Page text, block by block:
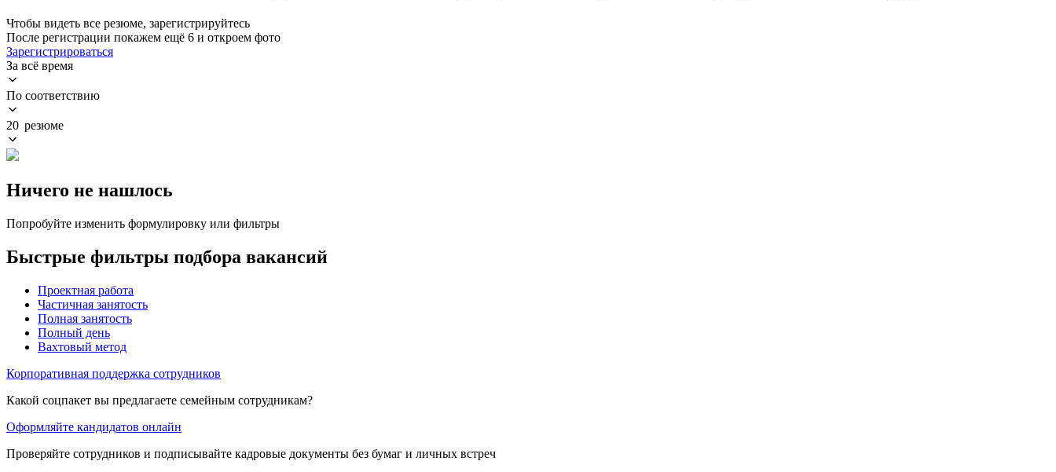
Чтобы видеть все резюме, зарегистрируйтесь
После регистрации покажем ещё 6 и откроем фото
Зарегистрироваться
За всё время
По соответствию
20 резюме
Ничего не нашлось
Попробуйте изменить формулировку или фильтры
Быстрые фильтры подбора вакансий
Проектная работа
Частичная занятость
Полная занятость
Полный день
Вахтовый метод
Корпоративная поддержка сотрудников
Какой соцпакет вы предлагаете семейным сотрудникам?
Оформляйте кандидатов онлайн
Проверяйте сотрудников и подписывайте кадровые документы без бумаг и личных встреч